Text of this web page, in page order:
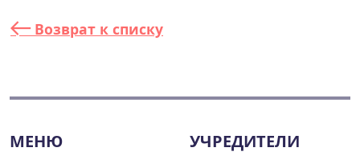
Возврат к списку
МЕНЮ УЧРЕДИТЕЛИ